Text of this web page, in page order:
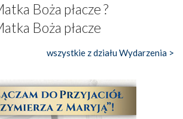
Boża płacze ?
Boża płacze
wszystkie z działu Wydarzenia >